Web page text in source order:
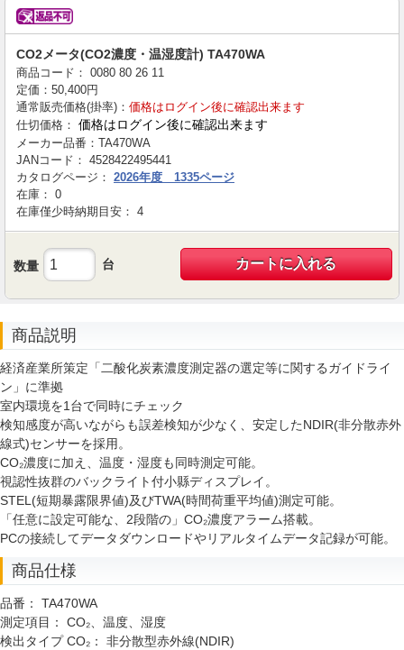
CO2メータ(CO2濃度・温湿度計) TA470WA
商品コード： 0080 80 26 11
定価： 50,400円
通常販売価格(掛率)： 価格はログイン後に確認出来ます
仕切価格： 価格はログイン後に確認出来ます
メーカー品番： TA470WA
JANコード： 4528422495441
カタログページ： 2026年度 1335ページ
在庫： 0
在庫僅少時納期目安： 4
数量 台 カートに入れる
商品説明
経済産業所策定「二酸化炭素濃度測定器の選定等に関するガイドライ
ン」に準拠
室内環境を1台で同時にチェック
検知感度が高いながらも誤差検知が少なく、安定したNDIR(非分散赤外
線式)センサーを採用。
CO₂濃度に加え、温度・湿度も同時測定可能。
視認性抜群のバックライト付小縣ディスプレイ。
STEL(短期暴露限界値)及びTWA(時間荷重平均値)測定可能。
「任意に設定可能な、2段階の」CO₂濃度アラーム搭載。
PCの接続してデータダウンロードやリアルタイムデータ記録が可能。
商品仕様
品番： TA470WA
測定項目： CO₂、温度、湿度
検出タイプ CO₂： 非分散型赤外線(NDIR)